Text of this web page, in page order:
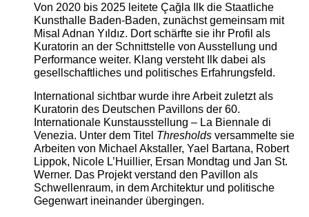
Von 2020 bis 2025 leitete Çağla Ilk die Staatliche
Kunsthalle Baden-Baden, zunächst gemeinsam mit
Misal Adnan Yıldız. Dort schärfte sie ihr Profil als
Kuratorin an der Schnittstelle von Ausstellung und
Performance weiter. Klang versteht Ilk dabei als
gesellschaftliches und politisches Erfahrungsfeld.
International sichtbar wurde ihre Arbeit zuletzt als
Kuratorin des Deutschen Pavillons der 60.
Internationale Kunstausstellung – La Biennale di
Venezia. Unter dem Titel Thresholdsversammelte sie
Arbeiten von Michael Akstaller, Yael Bartana, Robert
Lippok, Nicole L’Huillier, Ersan Mondtag und Jan St.
Werner. Das Projekt verstand den Pavillon als
Schwellenraum, in dem Architektur und politische
Gegenwart ineinander übergingen.